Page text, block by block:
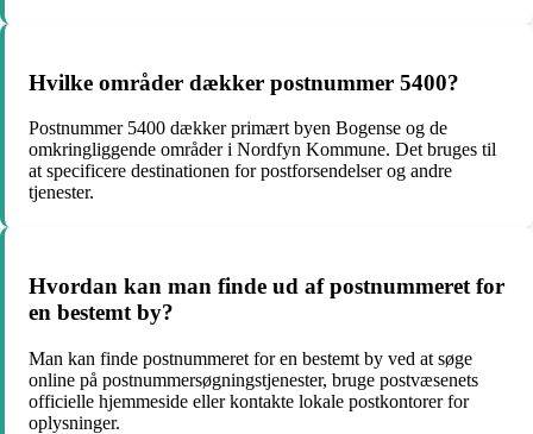
Hvilke områder dækker postnummer 5400?
Postnummer 5400 dækker primært byen Bogense og de
omkringliggende områder i Nordfyn Kommune. Det bruges til
at specificere destinationen for postforsendelser og andre
tjenester.
Hvordan kan man finde ud af postnummeret for
en bestemt by?
Man kan finde postnummeret for en bestemt by ved at søge
online på postnummersøgningstjenester, bruge postvæsenets
officielle hjemmeside eller kontakte lokale postkontorer for
oplysninger.